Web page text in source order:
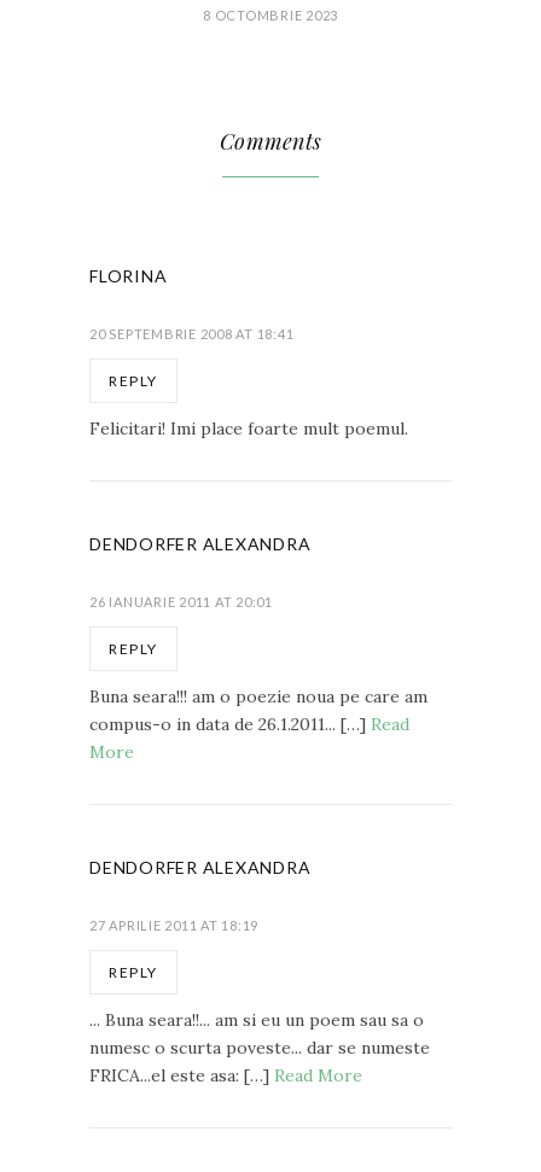
8 OCTOMBRIE 2023
Comments
FLORINA
20 SEPTEMBRIE 2008 AT 18:41
REPLY
Felicitari! Imi place foarte mult poemul.
DENDORFER ALEXANDRA
26 IANUARIE 2011 AT 20:01
REPLY
Buna seara!!! am o poezie noua pe care am
compus-o in data de 26.1.2011... […] Read
More
DENDORFER ALEXANDRA
27 APRILIE 2011 AT 18:19
REPLY
... Buna seara!!... am si eu un poem sau sa o
numesc o scurta poveste... dar se numeste
FRICA...el este asa: […] Read More